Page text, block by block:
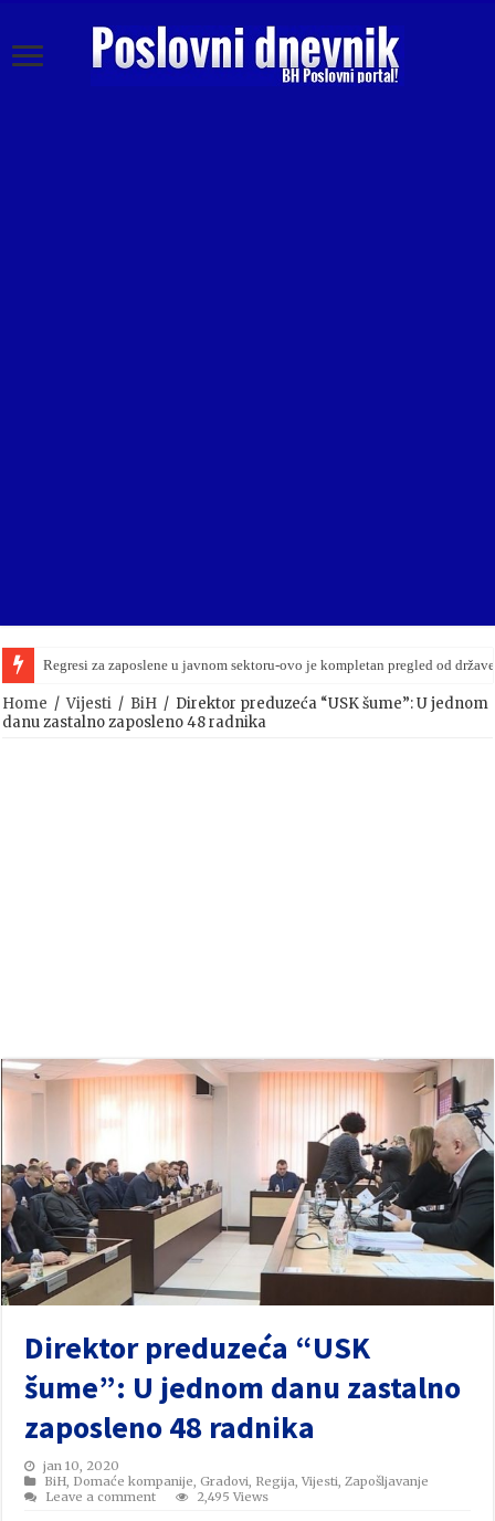
Regresi za zaposlene u javnom sektoru-ovo je kompletan pregled od
Home / Vijesti / BiH / Direktor preduzeća “USK šume”: U jednom
danu zastalno zaposleno 48 radnika
Direktor preduzeća “USK
šume”: U jednom danu zastalno
zaposleno 48 radnika
jan 10, 2020
BiH, Domaće kompanije, Gradovi, Regija,Vijesti,Zapošljavanje
Leave a comment
2,495 Views